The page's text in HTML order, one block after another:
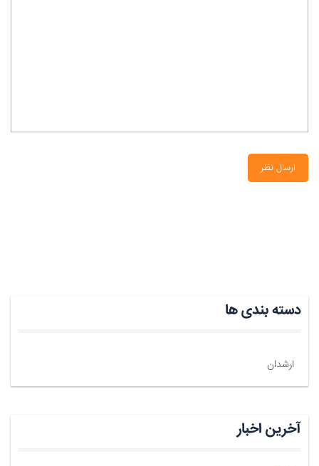
ارسال نظر
دسته بندی ها
ارشدان
آخرین اخبار